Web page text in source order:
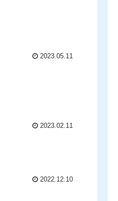
2023.05.11
2023.02.11
2022.12.10